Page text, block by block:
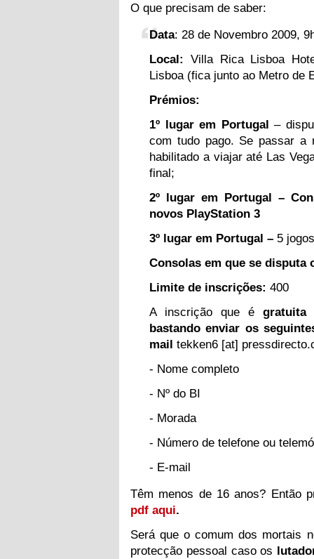
O que precisam de saber:
Data: 28 de Novembro 2009, 9
Local: Villa Rica Lisboa
Lisboa (fica junto ao Metro de
Prémios:
1º lugar em Portugal –
com tudo pago. Se passar a
habilitado a viajar até Las
final;
2º lugar em Portugal –
novos PlayStation 3
3º lugar em Portugal – 5
Consolas em que se disputa
Limite de inscrições: 400
A inscrição que é gratuita
bastando enviar os
mail tekken6 [at]
- Nome completo
- Nº do BI
- Morada
- Número de telefone ou
- E-mail
Têm menos de 16 anos? Então
pdf aqui.
Será que o comum dos mortais
protecção pessoal caso os